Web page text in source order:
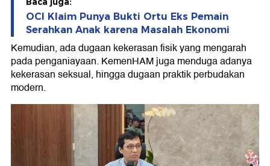
OCI Klaim Punya Bukti Ortu Eks Pemain
Serahkan Anak karena Masalah Ekonomi
Kemudian, ada dugaan kekerasan fisik yang mengarah
pada penganiayaan. KemenHAM juga menduga adanya
kekerasan seksual, hingga dugaan praktik perbudakan
modern.